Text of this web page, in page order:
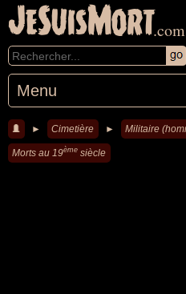
JeSuisMort.com
Menu
► Cimetière ► Militaire
Morts au 19ème siècle